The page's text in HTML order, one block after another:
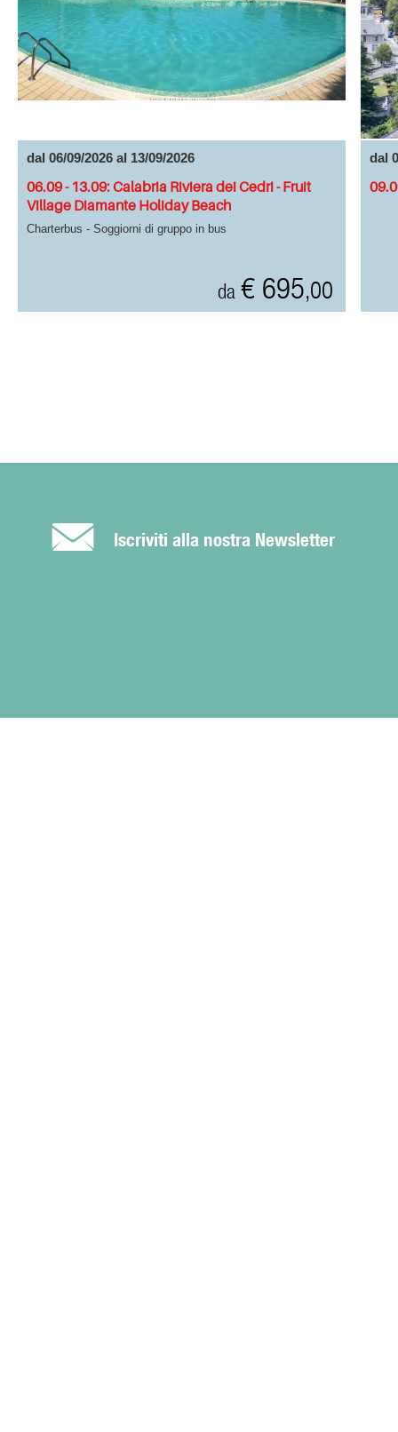
É Iscriviti alla nostra Newsletter
dal 06/09/2026 al 13/09/2026
06.09 - 13.09: Calabria Riviera dei Cedri - Fruit
Village Diamante Holiday Beach
Charterbus - Soggiorni di gruppo in bus
da € 695,00
dal